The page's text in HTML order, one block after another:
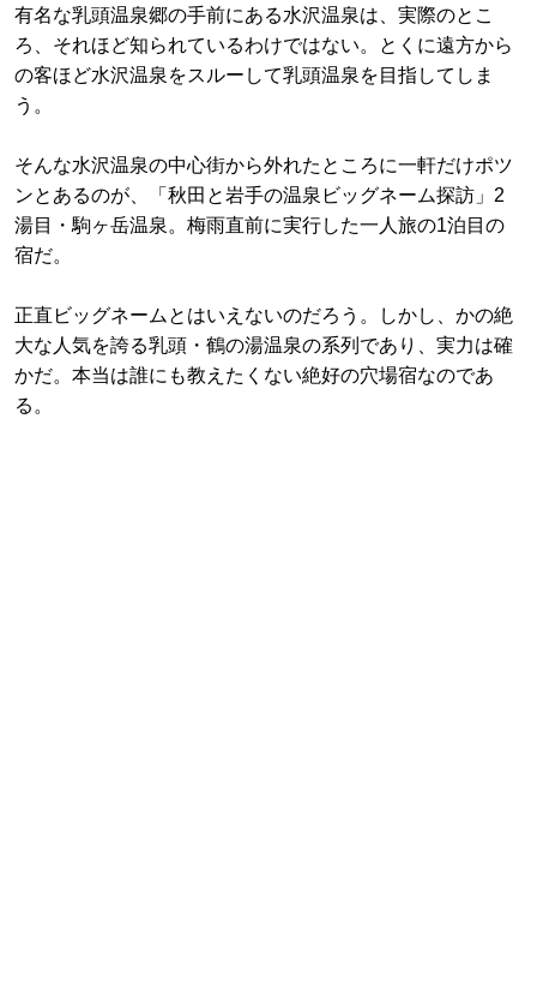
有名な乳頭温泉郷の手前にある水沢温泉は、実際のとこ
ろ、それほど知られているわけではない。とくに遠方から
の客ほど水沢温泉をスルーして乳頭温泉を目指してしま
う。
そんな水沢温泉の中心街から外れたところに一軒だけポツ
ンとあるのが、「秋田と岩手の温泉ビッグネーム探訪」2
湯目・駒ヶ岳温泉。梅雨直前に実行した一人旅の1泊目の
宿だ。
正直ビッグネームとはいえないのだろう。しかし、かの絶
大な人気を誇る乳頭・鶴の湯温泉の系列であり、実力は確
かだ。本当は誰にも教えたくない絶好の穴場宿なのであ
る。